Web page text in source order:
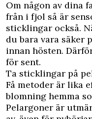
Om någon av dina
från i fjol så är
sticklingar också.
du bara vara säker
innan hösten.
för sent.
Ta sticklingar på
Få metoder är lika
blomning hemma
Pelargoner är